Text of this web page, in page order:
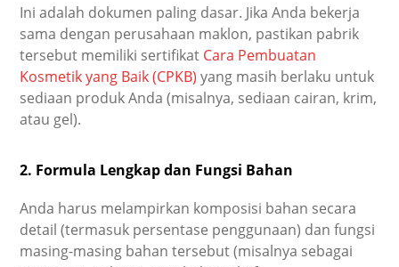
Ini adalah dokumen paling dasar. Jika Anda bekerja
sama dengan perusahaan maklon, pastikan pabrik
tersebut memiliki sertifikat Cara Pembuatan
Kosmetik yang Baik (CPKB) yang masih berlaku untuk
sediaan produk Anda (misalnya, sediaan cairan, krim,
atau gel).
2. Formula Lengkap dan Fungsi Bahan
Anda harus melampirkan komposisi bahan secara
detail (termasuk persentase penggunaan) dan fungsi
masing-masing bahan tersebut (misalnya sebagai